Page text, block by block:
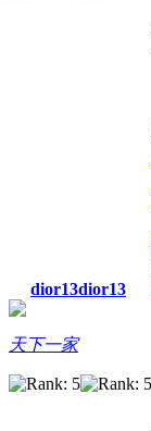
dior13dior13
天下一家